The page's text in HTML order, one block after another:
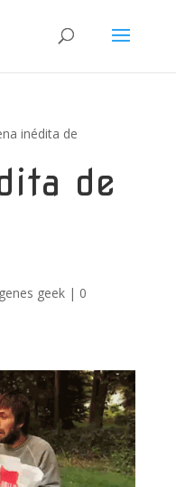
inédita de
de
geek| 0